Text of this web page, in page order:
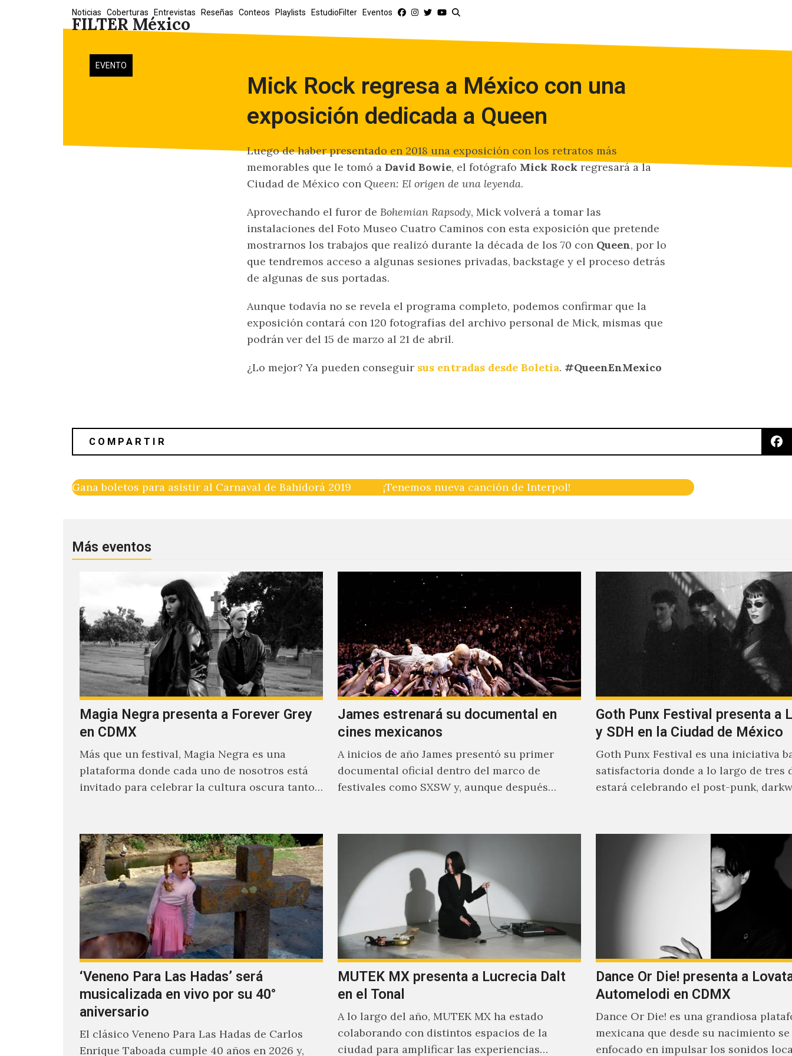
FILTER México
Noticias Coberturas Entrevistas Reseñas Conteos Playlists EstudioFilter Eventos
EVENTO
Mick Rock regresa a México con una
exposición dedicada a Queen
Luego de haber presentado en 2018 una exposición con los retratos más
memorables que le tomó a David Bowie, el fotógrafo Mick Rock regresará a la
Ciudad de México con Queen: El origen de una leyenda.
Aprovechando el furor de Bohemian Rapsody, Mick volverá a tomar las
instalaciones del Foto Museo Cuatro Caminos con esta exposición que pretende
mostrarnos los trabajos que realizó durante la década de los 70 con Queen, por lo
que tendremos acceso a algunas sesiones privadas, backstage y el proceso detrás
de algunas de sus portadas.
Aunque todavía no se revela el programa completo, podemos confirmar que la
exposición contará con 120 fotografías del archivo personal de Mick, mismas que
podrán ver del 15 de marzo al 21 de abril.
¿Lo mejor? Ya pueden conseguir sus entradas desde Boletia. #QueenEnMexico
Gana boletos para asistir al Carnaval de Bahidorá 2019 ¡Tenemos nueva canción de Interpol!
Más eventos
Magia Negra presenta a Forever Grey
en CDMX
Más que un festival, Magia Negra es una
plataforma donde cada uno de nosotros está
invitado para celebrar la cultura oscura tanto
James estrenará su documental en
cines mexicanos
A inicios de año James presentó su primer
documental oficial dentro del marco de
festivales como SXSW y, aunque después
Goth Punx Festival presenta a
y SDH en la Ciudad de México
Goth Punx Festival es una iniciativa
satisfactoria donde a lo largo de tres
estará celebrando el post-punk,
‘Veneno Para Las Hadas’ será
musicalizada en vivo por su 40°
aniversario
El clásico Veneno Para Las Hadas de Carlos
Enrique Taboada cumple 40 años en 2026 y,
MUTEK MX presenta a Lucrecia Dalt
en el Tonal
A lo largo del año, MUTEK MX ha estado
colaborando con distintos espacios de la
ciudad para amplificar las experiencias
Dance Or Die! presenta a
Automelodi en CDMX
Dance Or Die! es una grandiosa
mexicana que desde su nacimiento se
enfocado en impulsar los sonidos